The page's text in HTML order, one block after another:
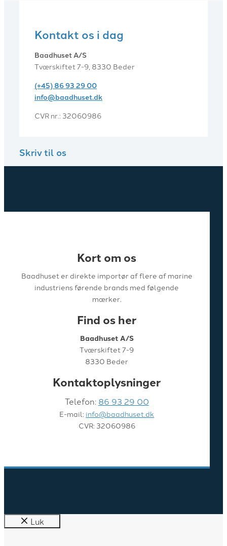
Kontakt os i dag
Baadhuset A/S
Tværskiftet 7-9, 8330 Beder
(+45) 86 93 29 00
info@baadhuset.dk​
CVR nr.: 32060986
Skriv til os
Kort om os
Baadhuset er direkte importør af flere af marine
industriens førende brands med følgende
mærker.
Find os her
Baadhuset A/S
Tværskiftet 7-9
8330 Beder
Kontaktoplysninger
Telefon: 86 93 29 00
E-mail: info@baadhuset.dk
CVR: 32060986
Luk